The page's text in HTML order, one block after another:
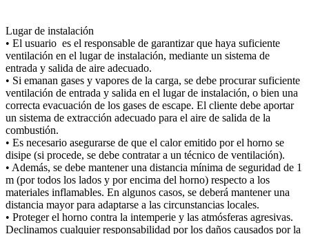
Lugar de instalación
• El usuario es el responsable de garantizar que haya suficiente
ventilación en el lugar de instalación, mediante un sistema de
entrada y salida de aire adecuado.
• Si emanan gases y vapores de la carga, se debe procurar suficiente
ventilación de entrada y salida en el lugar de instalación, o bien una
correcta evacuación de los gases de escape. El cliente debe aportar
un sistema de extracción adecuado para el aire de salida de la
combustión.
• Es necesario asegurarse de que el calor emitido por el horno se
disipe (si procede, se debe contratar a un técnico de ventilación).
• Además, se debe mantener una distancia mínima de seguridad de 1
m (por todos los lados y por encima del horno) respecto a los
materiales inflamables. En algunos casos, se deberá mantener una
distancia mayor para adaptarse a las circunstancias locales.
• Proteger el horno contra la intemperie y las atmósferas agresivas.
Declinamos cualquier responsabilidad por los daños causados por la